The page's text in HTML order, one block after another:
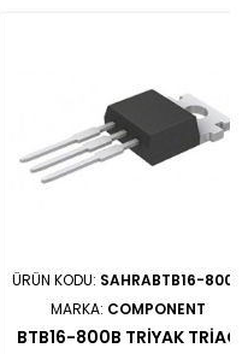
ÜRÜN KODU: SAHRABTB16-800B
MARKA: COMPONENT
BTB16-800B TRIYAK TRIAC